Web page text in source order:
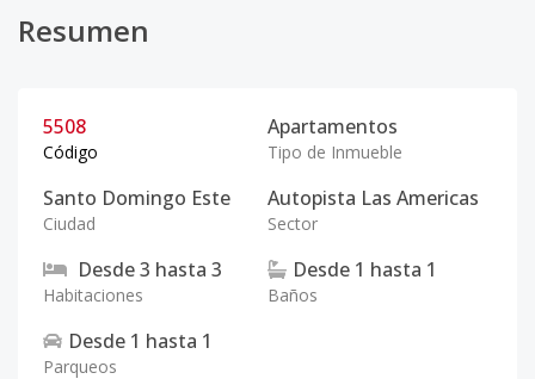
Resumen
5508
Código
Apartamentos
Tipo de Inmueble
Santo Domingo Este
Ciudad
Autopista Las Americas
Sector
Desde3 hasta 3
Habitaciones
Desde 1 hasta 1
Baños
Desde 1 hasta 1
Parqueos